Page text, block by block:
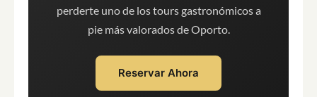
perderte uno de los tours gastronómicos a
pie más valorados de Oporto.
Reservar Ahora